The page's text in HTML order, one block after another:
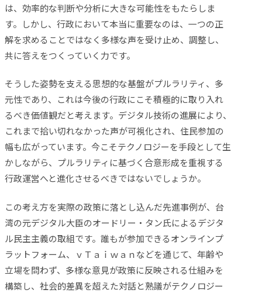
は、効率的な判断や分析に大きな可能性をもたらしま
す。しかし、行政において本当に重要なのは、一つの正
解を求めることではなく多様な声を受け止め、調整し、
共に答えをつくっていく力です。
そうした姿勢を支える思想的な基盤がプルラリティ、多
元性であり、これは今後の行政にこそ積極的に取り入れ
るべき価値観だと考えます。デジタル技術の進展により、
これまで拾い切れなかった声が可視化され、住民参加の
幅も広がっています。今こそテクノロジーを手段として生
かしながら、プルラリティに基づく合意形成を重視する
行政運営へと進化させるべきではないでしょうか。
この考え方を実際の政策に落とし込んだ先進事例が、台
湾の元デジタル大臣のオードリー・タン氏によるデジタ
ル民主主義の取組です。誰もが参加できるオンラインプ
ラットフォーム、ｖＴａｉｗａｎなどを通じて、年齢や
立場を問わず、多様な意見が政策に反映される仕組みを
構築し、社会的差異を超えた対話と熟議がテクノロジー